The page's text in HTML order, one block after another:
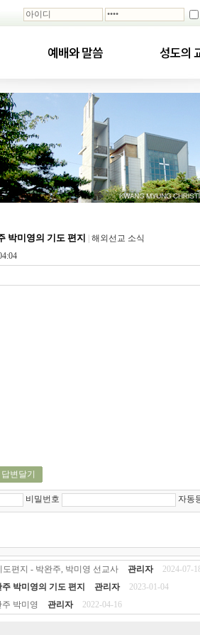
예배와 말씀 성도의
박미영의 기도 편지
해외선교 소식
답변달기
비밀번호 자동
편지 - 박완주, 박미영 선교사 관리자
2024-07-
박미영의 기도 편지
관리자
2023-01-04
박미영
관리자 2022-04-16